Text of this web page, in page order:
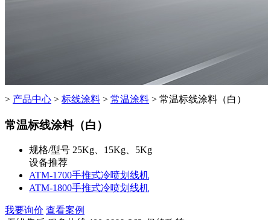
> 产品中心 > 标线涂料 > 常温涂料 > 常温标线涂料（白）
常温标线涂料（白）
规格/型号 25Kg、15Kg、5Kg
设备推荐
ATM-1700手推式冷喷划线机
ATM-1800手推式冷喷划线机
我要询价 查看案例